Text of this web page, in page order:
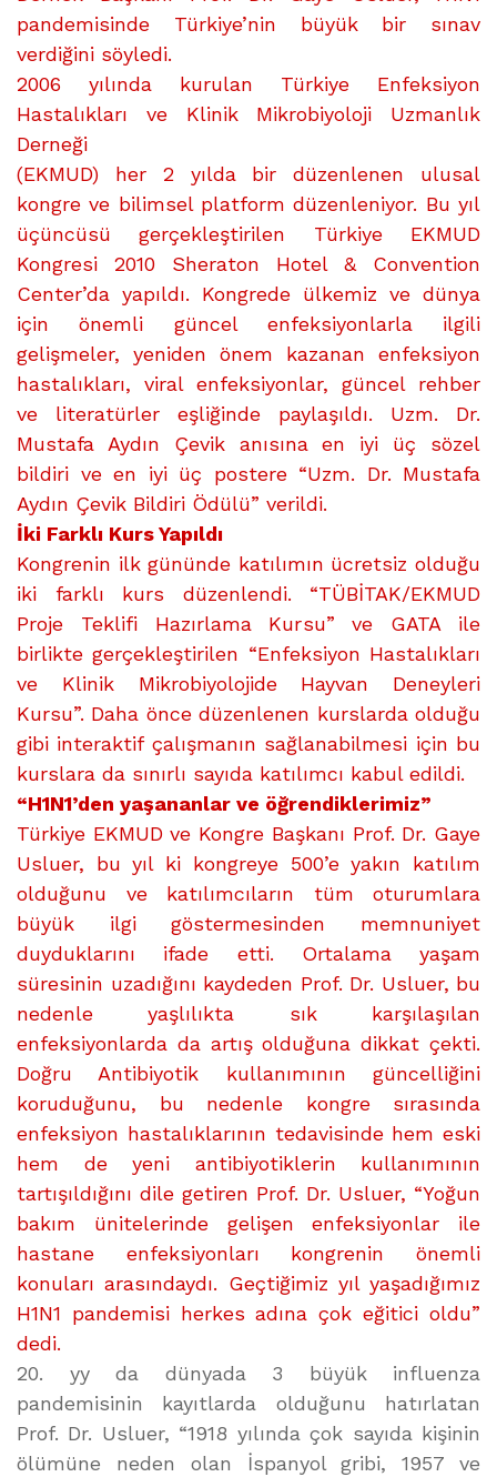
pandemisinde Türkiye’nin büyük bir sınav
verdiğini söyledi.
2006 yılında kurulan Türkiye Enfeksiyon
Hastalıkları ve Klinik Mikrobiyoloji Uzmanlık
Derneği
(EKMUD) her 2 yılda bir düzenlenen ulusal
kongre ve bilimsel platform düzenleniyor. Bu yıl
üçüncüsü gerçekleştirilen Türkiye EKMUD
Kongresi 2010 Sheraton Hotel & Convention
Center’da yapıldı. Kongrede ülkemiz ve dünya
için önemli güncel enfeksiyonlarla ilgili
gelişmeler, yeniden önem kazanan enfeksiyon
hastalıkları, viral enfeksiyonlar, güncel rehber
ve literatürler eşliğinde paylaşıldı. Uzm. Dr.
Mustafa Aydın Çevik anısına en iyi üç sözel
bildiri ve en iyi üç postere “Uzm. Dr. Mustafa
Aydın Çevik Bildiri Ödülü” verildi.
İki Farklı Kurs Yapıldı
Kongrenin ilk gününde katılımın ücretsiz olduğu
iki farklı kurs düzenlendi. “TÜBİTAK/EKMUD
Proje Teklifi Hazırlama Kursu” ve GATA ile
birlikte gerçekleştirilen “Enfeksiyon Hastalıkları
ve Klinik Mikrobiyolojide Hayvan Deneyleri
Kursu”. Daha önce düzenlenen kurslarda olduğu
gibi interaktif çalışmanın sağlanabilmesi için bu
kurslara da sınırlı sayıda katılımcı kabul edildi.
“H1N1’den yaşananlar ve öğrendiklerimiz”
Türkiye EKMUD ve Kongre Başkanı Prof. Dr. Gaye
Usluer, bu yıl ki kongreye 500’e yakın katılım
olduğunu ve katılımcıların tüm oturumlara
büyük ilgi göstermesinden memnuniyet
duyduklarını ifade etti. Ortalama yaşam
süresinin uzadığını kaydeden Prof. Dr. Usluer, bu
nedenle yaşlılıkta sık karşılaşılan
enfeksiyonlarda da artış olduğuna dikkat çekti.
Doğru Antibiyotik kullanımının güncelliğini
koruduğunu, bu nedenle kongre sırasında
enfeksiyon hastalıklarının tedavisinde hem eski
hem de yeni antibiyotiklerin kullanımının
tartışıldığını dile getiren Prof. Dr. Usluer, “Yoğun
bakım ünitelerinde gelişen enfeksiyonlar ile
hastane enfeksiyonları kongrenin önemli
konuları arasındaydı. Geçtiğimiz yıl yaşadığımız
H1N1 pandemisi herkes adına çok eğitici oldu”
dedi.
20. yy da dünyada 3 büyük influenza
pandemisinin kayıtlarda olduğunu hatırlatan
Prof. Dr. Usluer, “1918 yılında çok sayıda kişinin
ölümüne neden olan İspanyol gribi, 1957 ve